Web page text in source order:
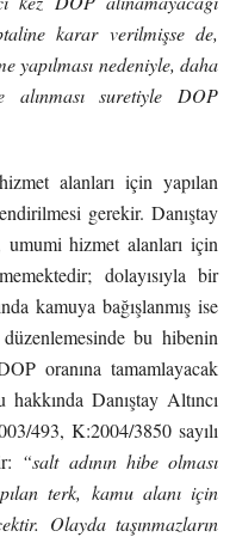
karar verilmişse de,
yapılması nedeniyle, daha
alınması suretiyle DOP
alanları için yapılan
gerekir. Danıştay
hizmet alanları için
dolayısıyla bir
kamuya bağışlanmış ise
bu hibenin
oranına tamamlayacak
Danıştay Altıncı
493, K:2004/3850 sayılı
“salt adının hibe olması
terk, kamu alanı için
Olayda taşınmazların